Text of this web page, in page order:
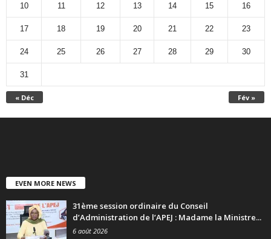
« Déc Fév »
10 11 12 13 14 15 16
17 18 19 20 21 22 23
24 25 26 27 28 29 30
31
EVEN MORE NEWS
31ème session ordinaire du Conseil
d’Administration de l’APEJ : Madame la Ministre...
6 août 2026